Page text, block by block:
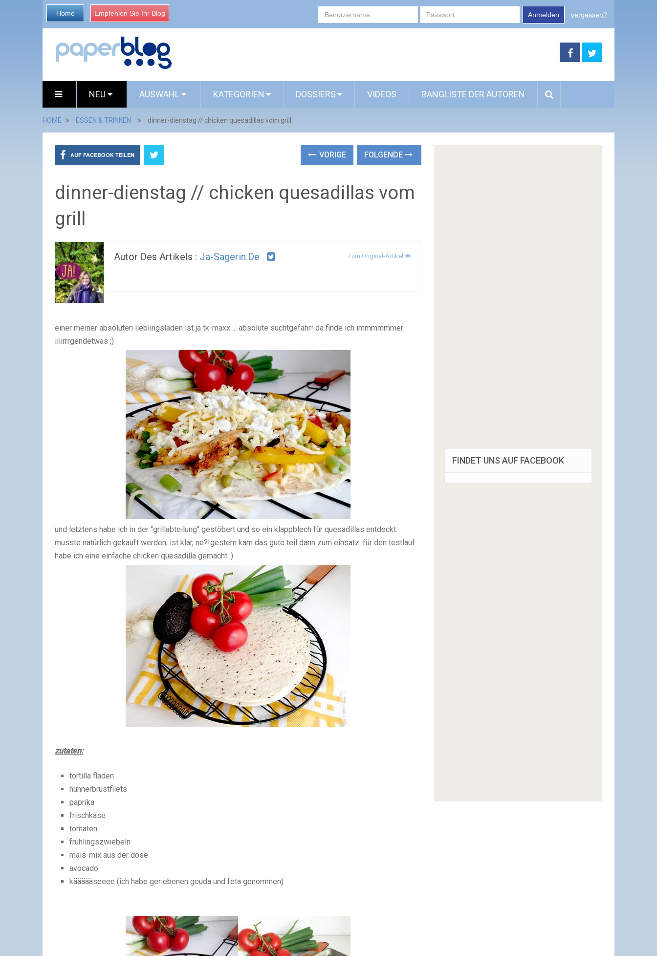
Home Empfehlen Sie Ihr Blog Anmelden vergessen?
NEU AUSWAHL KATEGORIEN DOSSIERS VIDEOS RANGLISTE DER AUTOREN
HOME ESSEN & TRINKEN dinner-dienstag // chicken quesadillas vom grill
AUF FACEBOOK TEILEN VORIGE FOLGENDE
dinner-dienstag // chicken quesadillas vom
grill
Autor Des Artikels : Ja-Sagerin.de Zum Original-Artikel
einer meiner absoluten lieblingsläden ist ja tk-maxx ... absolute suchtgefahr! da finde ich immmmmmer
iiiirrrgendetwas ;)
und letztens habe ich in der "grillabteilung" gestöbert und so ein klappblech für quesadillas entdeckt.
musste natürlich gekauft werden, ist klar, ne?!gestern kam das gute teil dann zum einsatz. für den testlauf
habe ich eine einfache chicken quesadilla gemacht :)
zutaten:
tortilla fladen
hühnerbrustfilets
paprika
frischkäse
tomaten
frühlingszwiebeln
mais-mix aus der dose
avocado
käääääseeee (ich habe geriebenen gouda und feta genommen)
FINDET UNS AUF FACEBOOK